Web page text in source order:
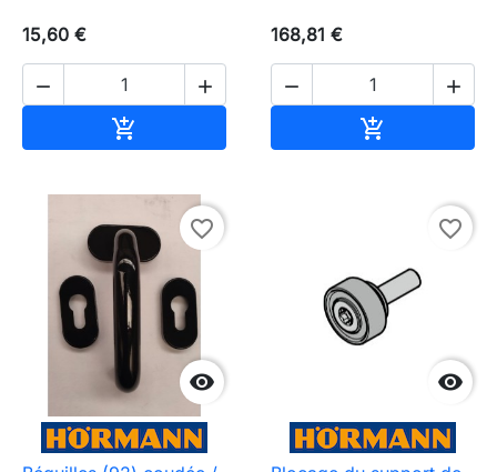
15,60 €
 

168,81 €
 


favorite_border

favorite_border